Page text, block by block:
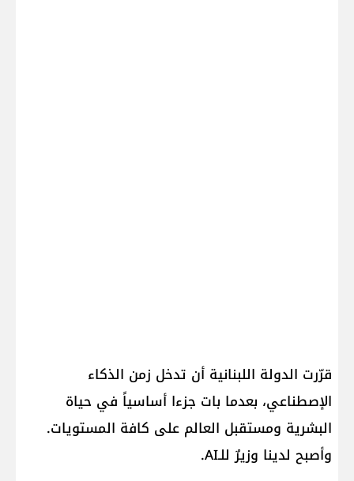
قرّرت الدولة اللبنانية أن تدخل زمن الذكاء
الإصطناعي، بعدما بات جزءا أساسياً في حياة
البشرية ومستقبل العالم على كافة المستويات.
وأصبح لدينا وزيرٌ للـAI.